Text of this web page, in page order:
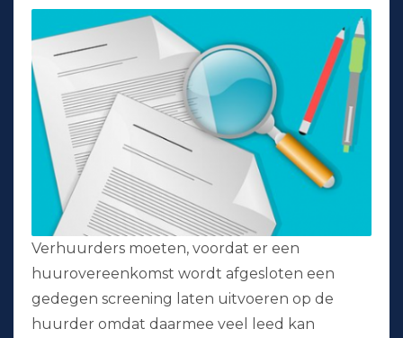
Verhuurders moeten, voordat er een
huurovereenkomst wordt afgesloten een
gedegen screening laten uitvoeren op de
huurder omdat daarmee veel leed kan